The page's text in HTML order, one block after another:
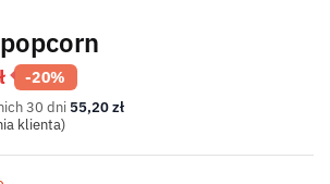
-20%
30 dni 55,20zł
klienta)